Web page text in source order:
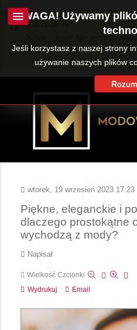
Ostrzeżenie
JUser::_load: Nie można
ID: 360.
wtorek, 19 wrzesień 2023 17:23
Piękne, eleganckie i
dlaczego prostokątne
wychodzą z mody?
Napisał
Wielkość Czcionki
Wydrukuj
Email
UWAGA! Używamy
Jeśli korzystasz z naszej strony
używanie naszych plików